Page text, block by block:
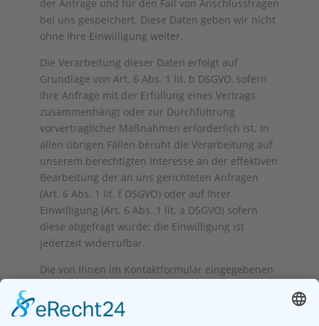
der Anfrage und für den Fall von Anschlussfragen
bei uns gespeichert. Diese Daten geben wir nicht
ohne Ihre Einwilligung weiter.
Die Verarbeitung dieser Daten erfolgt auf
Grundlage von Art. 6 Abs. 1 lit. b DSGVO, sofern
Ihre Anfrage mit der Erfüllung eines Vertrags
zusammenhängt oder zur Durchführung
vorvertraglicher Maßnahmen erforderlich ist. In
allen übrigen Fällen beruht die Verarbeitung auf
unserem berechtigten Interesse an der effektiven
Bearbeitung der an uns gerichteten Anfragen
(Art. 6 Abs. 1 lit. f DSGVO) oder auf Ihrer
Einwilligung (Art. 6 Abs. 1 lit. a DSGVO) sofern
diese abgefragt wurde; die Einwilligung ist
jederzeit widerrufbar.
Die von Ihnen im Kontaktformular eingegebenen
Löschung auffordern, Ihre Einwilligung zur
Speicherung widerrufen oder der Zweck für die